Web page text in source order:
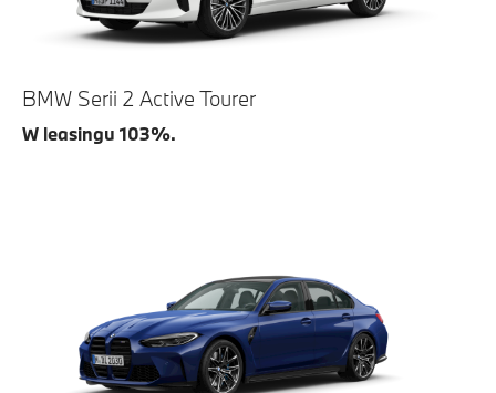
BMW Serii 2 Active Tourer
W leasingu 103%.